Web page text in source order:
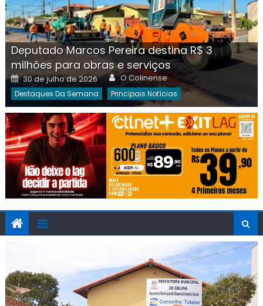
Deputado Marcos Pereira destina R$ 3
milhões para obras e serviços
Posted
on
30 de julho de 2026 Author
O Colinense
Destaques Da Semana Principais Notícias